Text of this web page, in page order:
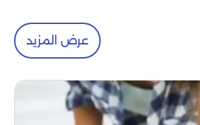
عرض المزيد